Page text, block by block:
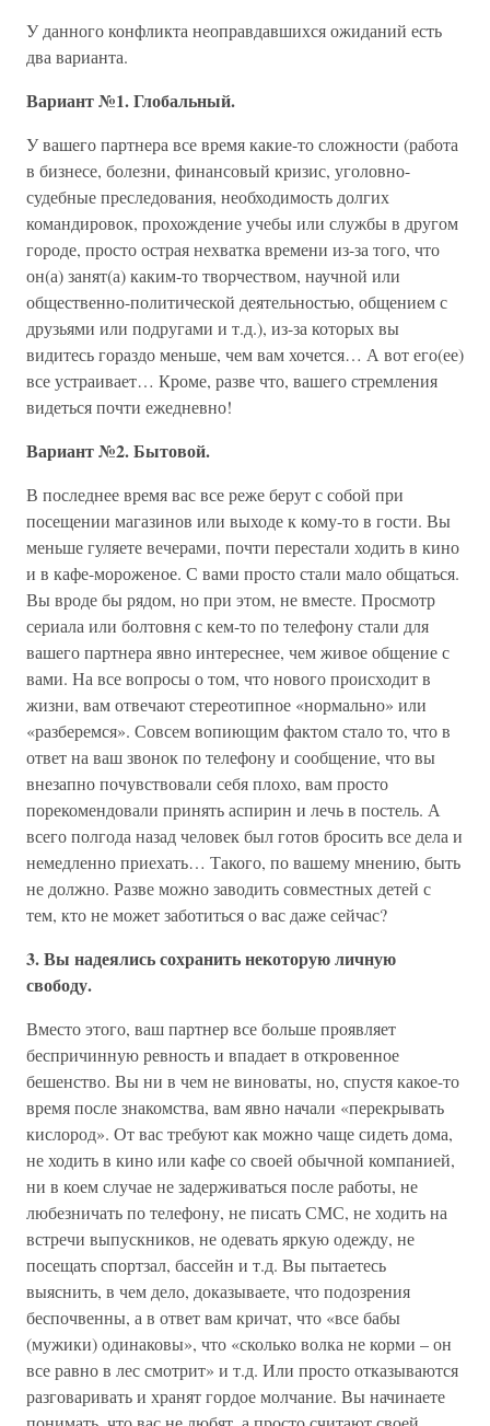
У данного конфликта неоправдавшихся ожиданий есть
два варианта.
Вариант №1. Глобальный.
У вашего партнера все время какие-то сложности (работа
в бизнесе, болезни, финансовый кризис, уголовно-
судебные преследования, необходимость долгих
командировок, прохождение учебы или службы в другом
городе, просто острая нехватка времени из-за того, что
он(а) занят(а) каким-то творчеством, научной или
общественно-политической деятельностью, общением с
друзьями или подругами и т.д.), из-за которых вы
видитесь гораздо меньше, чем вам хочется… А вот его(ее)
все устраивает… Кроме, разве что, вашего стремления
видеться почти ежедневно!
Вариант №2. Бытовой.
В последнее время вас все реже берут с собой при
посещении магазинов или выходе к кому-то в гости. Вы
меньше гуляете вечерами, почти перестали ходить в кино
и в кафе-мороженое. С вами просто стали мало общаться.
Вы вроде бы рядом, но при этом, не вместе. Просмотр
сериала или болтовня с кем-то по телефону стали для
вашего партнера явно интереснее, чем живое общение с
вами. На все вопросы о том, что нового происходит в
жизни, вам отвечают стереотипное «нормально» или
«разберемся». Совсем вопиющим фактом стало то, что в
ответ на ваш звонок по телефону и сообщение, что вы
внезапно почувствовали себя плохо, вам просто
порекомендовали принять аспирин и лечь в постель. А
всего полгода назад человек был готов бросить все дела и
немедленно приехать… Такого, по вашему мнению, быть
не должно. Разве можно заводить совместных детей с
тем, кто не может заботиться о вас даже сейчас?
3. Вы надеялись сохранить некоторую личную
свободу.
Вместо этого, ваш партнер все больше проявляет
беспричинную ревность и впадает в откровенное
бешенство. Вы ни в чем не виноваты, но, спустя какое-то
время после знакомства, вам явно начали «перекрывать
кислород». От вас требуют как можно чаще сидеть дома,
не ходить в кино или кафе со своей обычной компанией,
ни в коем случае не задерживаться после работы, не
любезничать по телефону, не писать СМС, не ходить на
встречи выпускников, не одевать яркую одежду, не
посещать спортзал, бассейн и т.д. Вы пытаетесь
выяснить, в чем дело, доказываете, что подозрения
беспочвенны, а в ответ вам кричат, что «все бабы
(мужики) одинаковы», что «сколько волка не корми – он
все равно в лес смотрит» и т.д. Или просто отказываются
разговаривать и хранят гордое молчание. Вы начинаете